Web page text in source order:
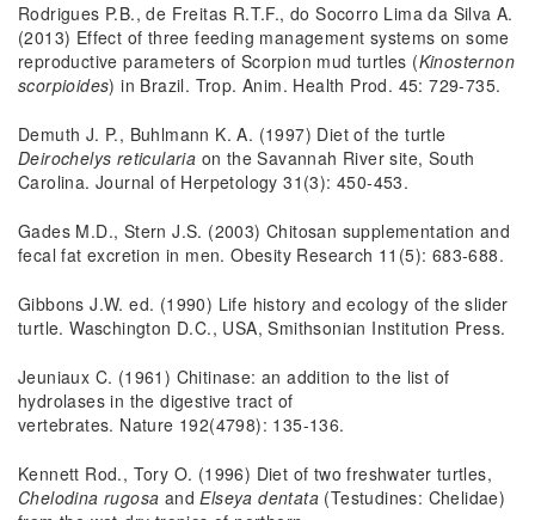
Rodrigues P.B., de Freitas R.T.F., do Socorro Lima da Silva A.
(2013) Effect of three feeding management systems on some
reproductive parameters of Scorpion mud turtles (Kinosternon
scorpioides) in Brazil. Trop. Anim. Health Prod. 45: 729-735.
Demuth J. P., Buhlmann K. A. (1997) Diet of the turtle
Deirochelys reticularia on the Savannah River site, South
Carolina. Journal of Herpetology 31(3): 450-453.
Gades M.D., Stern J.S. (2003) Chitosan supplementation and
fecal fat excretion in men. Obesity Research 11(5): 683-688.
Gibbons J.W. ed. (1990) Life history and ecology of the slider
turtle. Waschington D.C., USA, Smithsonian Institution Press.
Jeuniaux C. (1961) Chitinase: an addition to the list of
hydrolases in the digestive tract of
vertebrates. Nature 192(4798): 135-136.
Kennett Rod., Tory O. (1996) Diet of two freshwater turtles,
Chelodina rugosa andElseya dentata (Testudines: Chelidae)